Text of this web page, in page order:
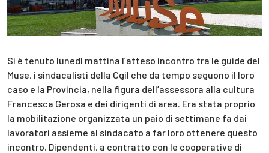
Si è tenuto lunedì mattina l’atteso incontro tra le guide del
Muse, i sindacalisti della Cgil che da tempo seguono il loro
caso e la Provincia, nella figura dell’assessora alla cultura
Francesca Gerosa e dei dirigenti di area. Era stata proprio
la mobilitazione organizzata un paio di settimane fa dai
lavoratori assieme al sindacato a far loro ottenere questo
incontro. Dipendenti, a contratto con le cooperative di